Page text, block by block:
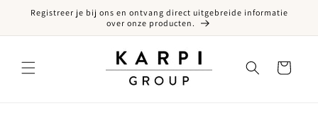
naar de content
Registreer je bij ons en ontvang direct uitgebreide informatie
over onze producten.
Winkelwagen